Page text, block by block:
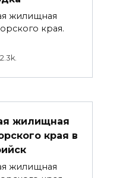
жилищная
края.
2.3k.
жилищная
края в
жилищная